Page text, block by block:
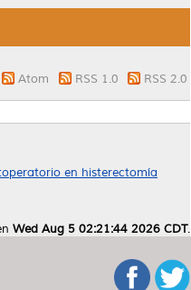
Atom RSS 1.0 RSS 2.0
en histerectomía
Wed Aug 5 02:21:44 2026 CDT.